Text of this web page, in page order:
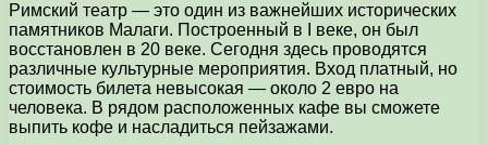
Римский театр — это один из важнейших исторических
памятников Малаги. Построенный в I веке, он был
восстановлен в 20 веке. Сегодня здесь проводятся
различные культурные мероприятия. Вход платный, но
стоимость билета невысокая — около 2 евро на
человека. В рядом расположенных кафе вы сможете
выпить кофе и насладиться пейзажами.